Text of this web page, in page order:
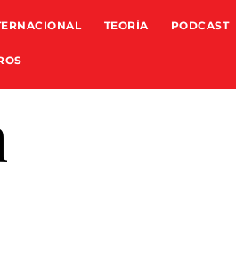
TEORÍA PODCAST